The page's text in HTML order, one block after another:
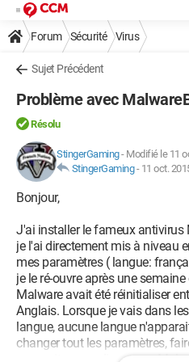
Forum Sécurité Virus
Sujet Précédent
Problème avec
Résolu
StingerGaming- Modifié le 11
StingerGaming- 11 oct.
Bonjour,
J'ai installer le fameux antivirus
je l'ai directement mis à niveau
mes paramètres ( langue:
je le ré-ouvre après une
Malware avait été réinitialiser
Anglais. Lorsque je vais dans
langue, aucune langue
changer tout les paramètres,